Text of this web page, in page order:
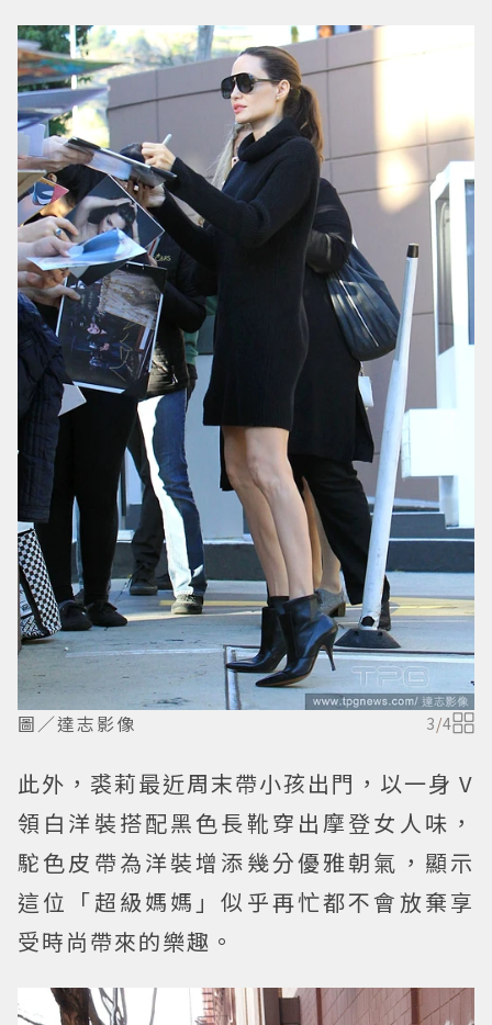
圖／達志影像 3/4
此外，裘莉最近周末帶小孩出門，以一身 V
領白洋裝搭配黑色長靴穿出摩登女人味，
駝色皮帶為洋裝增添幾分優雅朝氣，顯示
這位「超級媽媽」似乎再忙都不會放棄享
受時尚帶來的樂趣。